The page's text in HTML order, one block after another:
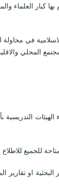
كبار العلماء
في محاولة
المحلي
التدريسية
للجميع للاطلاع
او تقارير